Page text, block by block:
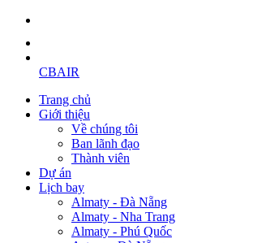
CBAIR
Trang chủ
Giới thiệu
Về chúng tôi
Ban lãnh đạo
Thành viên
Dự án
Lịch bay
Almaty - Đà Nẵng
Almaty - Nha Trang
Almaty - Phú Quốc